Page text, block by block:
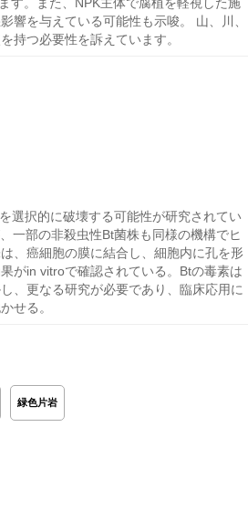
響を与えている可能性も示唆。 山、川、
持つ必要性を訴えています。
選択的に破壊する可能性が研究されてい
一部の非殺虫性Bt菌株も同様の機構でヒ
、癌細胞の膜に結合し、細胞内に孔を形
がin vitroで確認されている。Btの毒素は
、更なる研究が必要であり、臨床応用に
せる。
緑色片岩